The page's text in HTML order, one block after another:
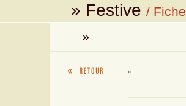
» Festive / Fiche
»
»